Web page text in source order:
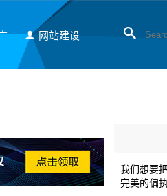
网站建设
我们想要
完美的偏